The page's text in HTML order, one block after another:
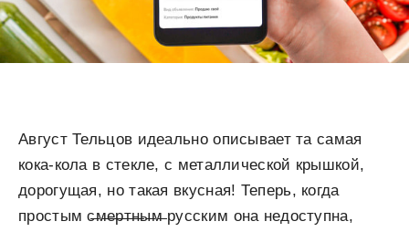
Август Тельцов идеально описывает та самая
кока-кола в стекле, с металлической крышкой,
дорогущая, но такая вкусная! Теперь, когда
простым с̶м̶е̶р̶т̶н̶ы̶м̶ русским она недоступна,